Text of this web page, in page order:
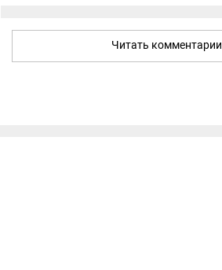
Читать комментарии